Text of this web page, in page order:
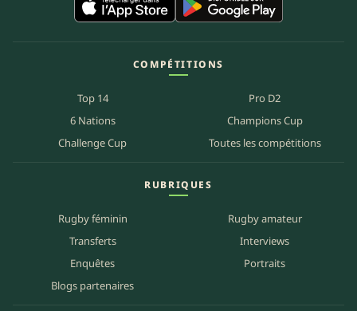
COMPÉTITIONS
Top 14
Pro D2
6 Nations
Champions Cup
Challenge Cup
Toutes les compétitions
RUBRIQUES
Rugby féminin
Rugby amateur
Transferts
Interviews
Enquêtes
Portraits
Blogs partenaires